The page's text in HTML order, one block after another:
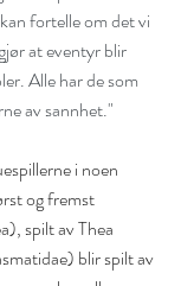
2 posts
2 posts
fortelle om det vi
at eventyr blir
Alle har de som
av sannhet."
i noen
og fremst
spilt av Thea
blir spilt av